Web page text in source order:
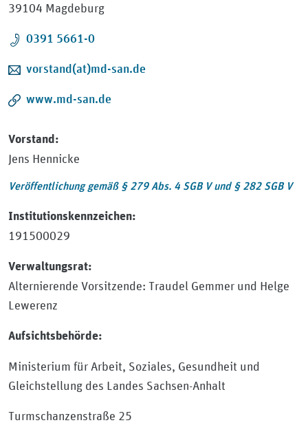
39104 Magdeburg
Telefon:
0391 5661-0
E-Mail:
vorstand(at)md-san.de
www.md-san.de
Vorstand:
Jens Hennicke
Veröffentlichung gemäß § 279 Abs. 4 SGB V und § 282 SGB V
Institutionskennzeichen:
191500029
Verwaltungsrat:
Alternierende Vorsitzende: Traudel Gemmer und Helge
Lewerenz
Aufsichtsbehörde:
Ministerium für Arbeit, Soziales, Gesundheit und
Gleichstellung des Landes Sachsen-Anhalt
Turmschanzenstraße 25